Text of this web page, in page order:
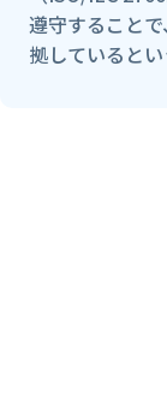
遵守すること
拠しているとい